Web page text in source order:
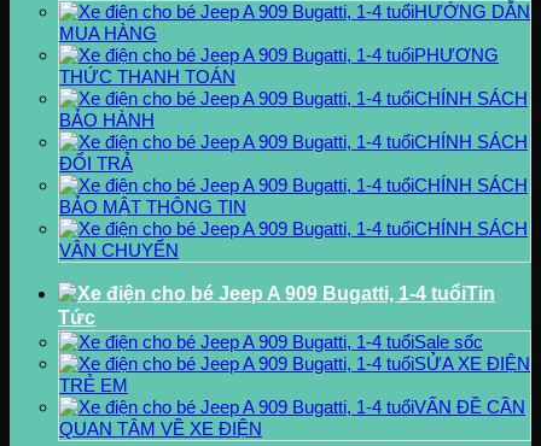
HƯỚNG DẪN
MUA HÀNG
PHƯƠNG
THỨC THANH TOÁN
CHÍNH SÁCH
BẢO HÀNH
CHÍNH SÁCH
ĐỔI TRẢ
CHÍNH SÁCH
BẢO MẬT THÔNG TIN
CHÍNH SÁCH
VẬN CHUYỂN
Tin
Tức
Sale sốc
SỬA XE ĐIỆN
TRẺ EM
VẤN ĐỀ CẦN
QUAN TÂM VỀ XE ĐIỆN